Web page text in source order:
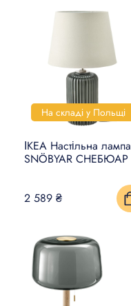
На складі у Польщі
ІКЕА Настільна лампа
SNÖBYAR СНЕБЮАР
2 589 ₴